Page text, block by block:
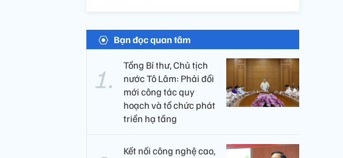
Bạn đọc quan tâm
Tổng Bí thư, Chủ tịch
nước Tô Lâm: Phải đổi
mới công tác quy
hoạch và tổ chức phát
triển hạ tầng
Kết nối công nghệ cao,